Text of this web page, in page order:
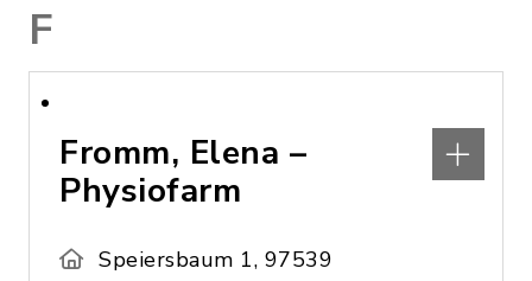
F
Fromm, Elena –
Physiofarm
Speiersbaum 1, 97539